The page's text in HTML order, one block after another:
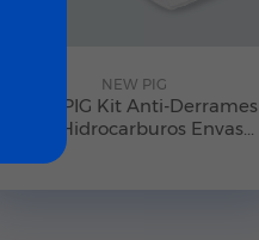
NEW PIG
NEW PIG Kit Anti-Derrames
para Hidrocarburos Envas...